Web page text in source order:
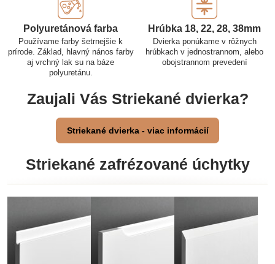
Polyuretánová farba
Používame farby šetrnejšie k
prírode. Základ, hlavný nános farby
aj vrchný lak su na báze
polyuretánu.
Hrúbka 18, 22, 28, 38mm
Dvierka ponúkame v rôžnych
hrúbkach v jednostrannom, alebo
obojstrannom prevedení
Zaujali Vás Striekané dvierka?
Striekané dvierka - viac informácií
Striekané zafrézované úchytky